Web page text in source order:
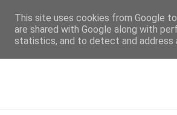
This site uses cookies from Google
are shared with Google along with
statistics, and to detect and address